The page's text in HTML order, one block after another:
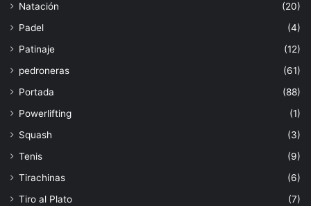
Natación
(20)
Padel
(4)
Patinaje
(12)
pedroneras
(61)
Portada
(88)
Powerlifting
(1)
Squash
(3)
Tenis
(9)
Tirachinas
(6)
Tiro al Plato
(7)